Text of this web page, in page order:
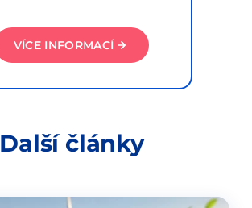
VÍCE INFORMACÍ
Další články